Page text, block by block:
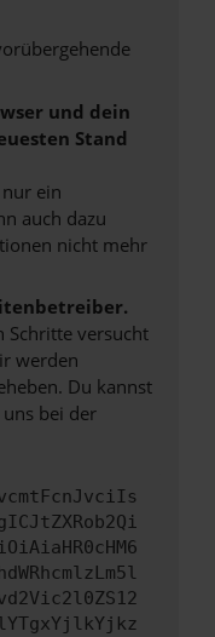
und dein
Stand
ein
auch dazu
nicht mehr
Schritte versucht
werden
Du kannst
bei der